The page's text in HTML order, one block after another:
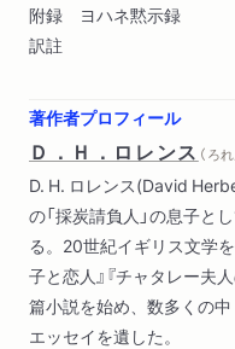
附録 ヨハネ黙示録
訳註
著作者プロフィール
Ｄ．Ｈ．ロレンス （ ろ
D. H. ロレンス(David
の「採炭請負人」の息子と
る。20世紀イギリス文学を
子と恋人』『チャタレー夫
篇小説を始め、数多くの
エッセイを遺した。